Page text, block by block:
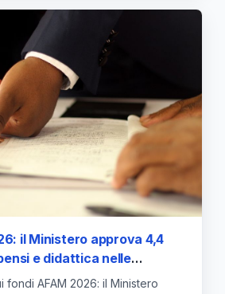
il Ministero approva 4,4
e didattica nelle
Conservatori
fondi AFAM 2026: il Ministero